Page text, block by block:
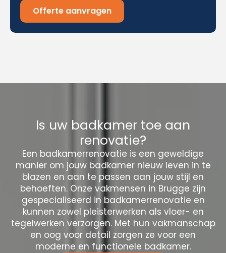
Offerte aanvragen
Is uw badkamer toe aan
renovatie?
Een badkamerrenovatie is een geweldige
manier om jouw badkamer nieuw leven in te
blazen en aan te passen aan jouw stijl en
behoeften. Onze vakmensen in Brugge zijn
gespecialiseerd in badkamerrenovatie en
kunnen zowel pleisterwerken als vloer- en
tegelwerken verzorgen. Met hun vakmanschap
en oog voor detail zorgen ze voor een
moderne en functionele badkamer.